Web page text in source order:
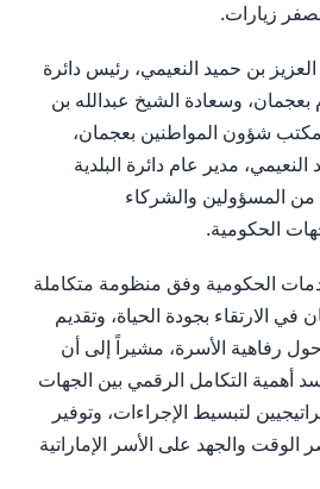
زيارات.
بن حميد النعيمي، رئيس دائرة
بعجمان، وسعادة الشيخ عبدالله بن
مكتب شؤون المواطنين بعجمان،
مدير عام دائرة البلدية
المسؤولين والشركاء
الحكومية.
الحكومية وفق منظومة متكاملة
الارتقاء بجودة الحياة، وتقديم
رفاهية الأسرة، مشيراً إلى أن
أهمية التكامل الرقمي بين الجهات
لتبسيط الإجراءات، وتوفير
والجهد على الأسر الإماراتية